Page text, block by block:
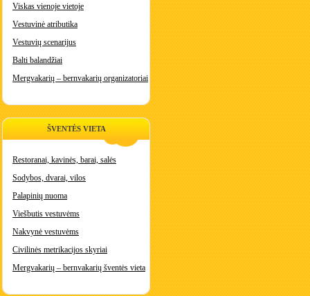
Viskas vienoje vietoje
Vestuvinė atributika
Vestuvių scenarijus
Balti balandžiai
Mergvakarių – bernvakarių organizatoriai
ŠVENTĖS VIETA
Restoranai, kavinės, barai, salės
Sodybos, dvarai, vilos
Palapinių nuoma
Viešbutis vestuvėms
Nakvynė vestuvėms
Civilinės metrikacijos skyriai
Mergvakarių – bernvakarių šventės vieta